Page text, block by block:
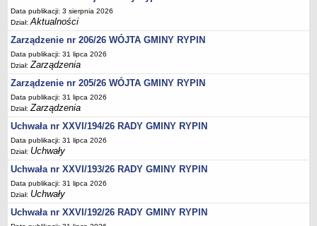
Kompetencje referatów
Regulamin organizacyjny
Regulamin naboru na wolne stanowiska urzędnicze
Ogłoszenia o naborze na wolne stanowiska urzędnicze
Lista kandydatów spełniających wymagania formalne w naborach na
wolne stanowiska urzędnicze
Wyniki naboru na wolne stanowiska urzędnicze
Petycje
Sygnaliści
Galeria
Raporty o stanie dostępności
Wnioski
WŁADZE I STRUKTURA
Data publikacji: 3 sierpnia 2026
Dział:Aktualności
Zarządzenie nr 206/26 WÓJTA GMINY RYPIN
Data publikacji: 31 lipca 2026
Dział:Zarządzenia
Zarządzenie nr 205/26 WÓJTA GMINY RYPIN
Data publikacji: 31 lipca 2026
Dział:Zarządzenia
Uchwała nr XXVI/194/26 RADY GMINY RYPIN
Data publikacji: 31 lipca 2026
Dział: Uchwały
Uchwała nr XXVI/193/26 RADY GMINY RYPIN
Data publikacji: 31 lipca 2026
Dział: Uchwały
Uchwała nr XXVI/192/26 RADY GMINY RYPIN